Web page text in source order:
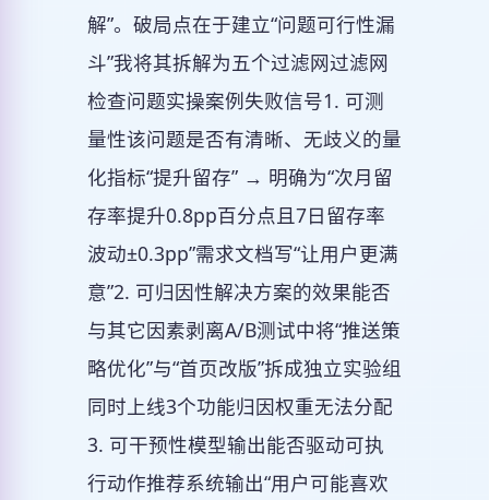
解”。破局点在于建立“问题可行性漏
斗”我将其拆解为五个过滤网过滤网
检查问题实操案例失败信号1. 可测
量性该问题是否有清晰、无歧义的量
化指标“提升留存” → 明确为“次月留
存率提升0.8pp百分点且7日留存率
波动±0.3pp”需求文档写“让用户更满
意”2. 可归因性解决方案的效果能否
与其它因素剥离A/B测试中将“推送策
略优化”与“首页改版”拆成独立实验组
同时上线3个功能归因权重无法分配
3. 可干预性模型输出能否驱动可执
行动作推荐系统输出“用户可能喜欢